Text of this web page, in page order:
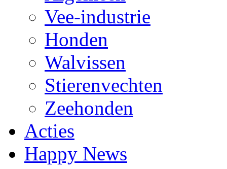
Vee-industrie
Honden
Walvissen
Stierenvechten
Zeehonden
Acties
Happy News